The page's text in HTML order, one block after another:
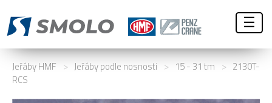
☰
Jeřáby HMF > Jeřáby podle nosnosti > 15 - 31 tm > 2130T-
RCS